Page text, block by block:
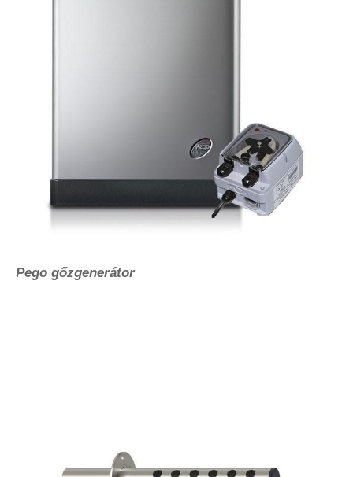
Pego gőzgenerátor